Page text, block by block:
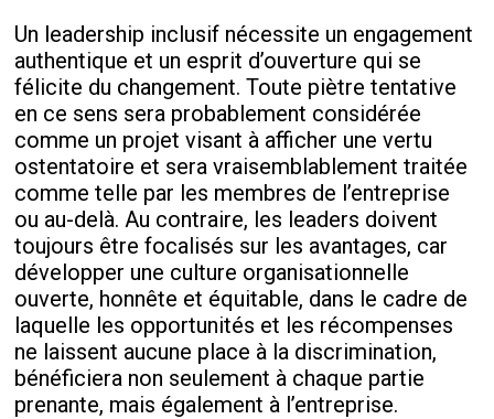
Un leadership inclusif nécessite un engagement
authentique et un esprit d’ouverture qui se
félicite du changement. Toute piètre tentative
en ce sens sera probablement considérée
comme un projet visant à afficher une vertu
ostentatoire et sera vraisemblablement traitée
comme telle par les membres de l’entreprise
ou au-delà. Au contraire, les leaders doivent
toujours être focalisés sur les avantages, car
développer une culture organisationnelle
ouverte, honnête et équitable, dans le cadre de
laquelle les opportunités et les récompenses
ne laissent aucune place à la discrimination,
bénéficiera non seulement à chaque partie
prenante, mais également à l’entreprise.